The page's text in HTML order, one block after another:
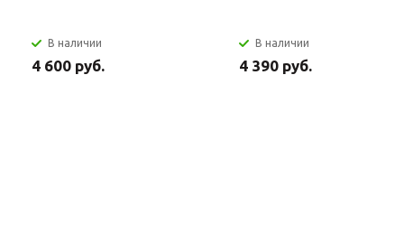
В наличии
4 600 руб.
В наличии
4 390 руб.